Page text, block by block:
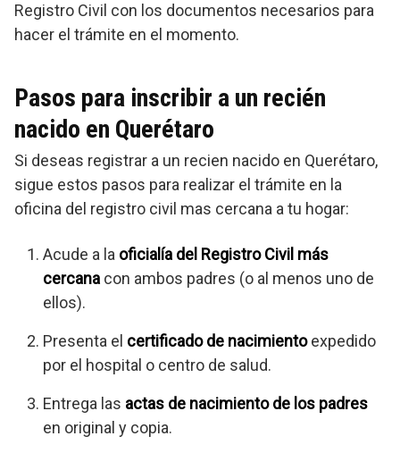
Registro Civil con los documentos necesarios para
hacer el trámite en el momento.
Pasos para inscribir a un recién
nacido en Querétaro
Si deseas registrar a un recien nacido en Querétaro,
sigue estos pasos para realizar el trámite en la
oficina del registro civil mas cercana a tu hogar:
Acude a la oficialía del Registro Civil más
cercana con ambos padres (o al menos uno de
ellos).
Presenta el certificado de nacimientoexpedido
por el hospital o centro de salud.
Entrega las actas de nacimiento de los padres
en original y copia.